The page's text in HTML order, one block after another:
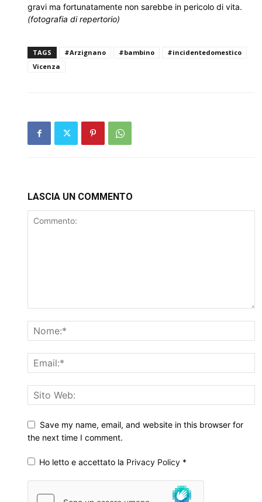
gravi ma fortunatamente non sarebbe in pericolo di vita.
(fotografia di repertorio)
TAGS #Arzignano #bambino
#incidentedomestico
Vicenza
LASCIA UN COMMENTO
Save my name, email, and website in this browser for
the next time I comment.
Ho letto e accettato la Privacy Policy *